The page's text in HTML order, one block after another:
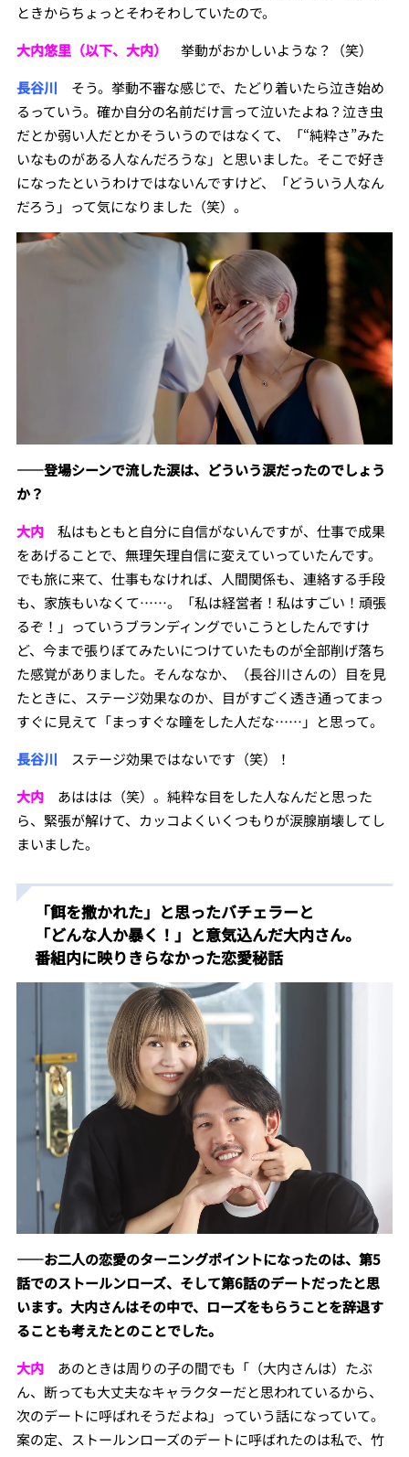
ときからちょっとそわそわしていたので。
大内悠里（以下、大内）
挙動がおかしいような？（笑）
長谷川 そう。挙動不審な感じで、たどり着いたら泣き始め
るっていう。確か自分の名前だけ言って泣いたよね？泣き虫
だとか弱い人だとかそういうのではなくて、「“純粋さ”みた
いなものがある人なんだろうな」と思いました。そこで好き
になったというわけではないんですけど、「どういう人なん
だろう」って気になりました（笑）。
――登場シーンで流した涙は、 どういう涙だったのでしょう
か？
大内私はもともと自分に自信がないんですが、仕事で成果
をあげることで、無理矢理自信に変えていっていたんです。
でも旅に来て、仕事もなければ、人間関係も、連絡する手段
も、家族もいなくて……。「私は経営者！私はすごい！頑張
るぞ！」っていうブランディングでいこうとしたんですけ
ど、今まで張りぼてみたいにつけていたものが全部削げ落ち
た感覚がありました。そんななか、（長谷川さんの）目を見
たときに、ステージ効果なのか、目がすごく透き通ってまっ
すぐに見えて「まっすぐな瞳をした人だな……」と思って。
長谷川 ステージ効果ではないです（笑）！
大内あははは（笑）。純粋な目をした人なんだと思った
ら、緊張が解けて、カッコよくいくつもりが涙腺崩壊してし
まいました。
「餌を撒かれた」と思ったバチェラーと
「どんな人か暴く！」と意気込んだ大内さん。
番組内に映りきらなかった恋愛秘話
――お二人の恋愛のターニングポイントになったのは、第5
話でのストールンローズ、そして第6話のデートだったと思
います。大内さんはその中で、ローズをもらうことを辞退す
ることも考えたとのことでした。
大内あのときは周りの子の間でも「（大内さんは）たぶ
ん、断っても大丈夫なキャラクターだと思われているから、
次のデートに呼ばれそうだよね」っていう話になっていて。
案の定、ストールンローズのデートに呼ばれたのは私で、竹